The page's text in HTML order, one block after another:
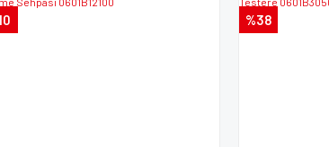
%38